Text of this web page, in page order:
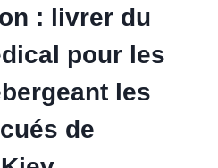
: livrer du
pour les
les
de